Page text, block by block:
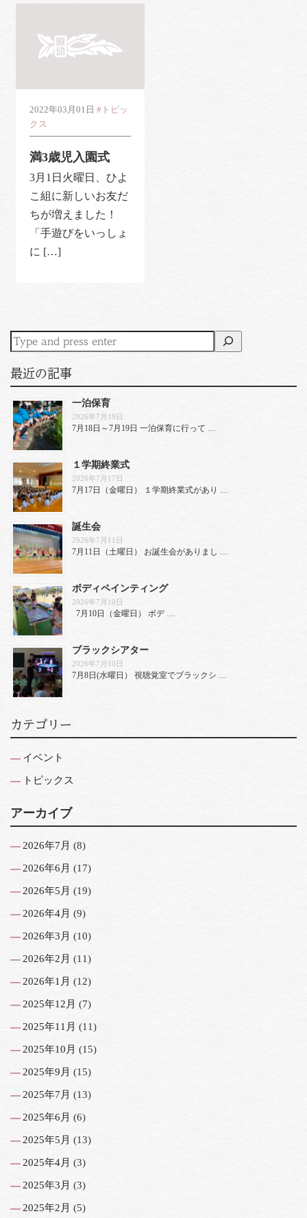
2022年03月01日 #トピッ
クス
満3歳児入園式
3月1日火曜日、ひよ
こ組に新しいお友だ
ちが増えました！
「手遊びをいっしょ
に […]
最近の記事
一泊保育
2026年7月19日
7月18日～7月19日 一泊保育に行って …
１学期終業式
2026年7月17日
7月17日（金曜日） １学期終業式があり …
誕生会
2026年7月11日
7月11日（土曜日） お誕生会がありまし …
ボディペインティング
2026年7月10日
7月10日（金曜日） ボデ …
ブラックシアター
2026年7月10日
7月8日(水曜日） 視聴覚室でブラックシ …
カテゴリー
イベント
トピックス
アーカイブ
2026年7月 (8)
2026年6月 (17)
2026年5月 (19)
2026年4月 (9)
2026年3月 (10)
2026年2月 (11)
2026年1月 (12)
2025年12月 (7)
2025年11月 (11)
2025年10月 (15)
2025年9月 (15)
2025年7月 (13)
2025年6月 (6)
2025年5月 (13)
2025年4月 (3)
2025年3月 (3)
2025年2月 (5)